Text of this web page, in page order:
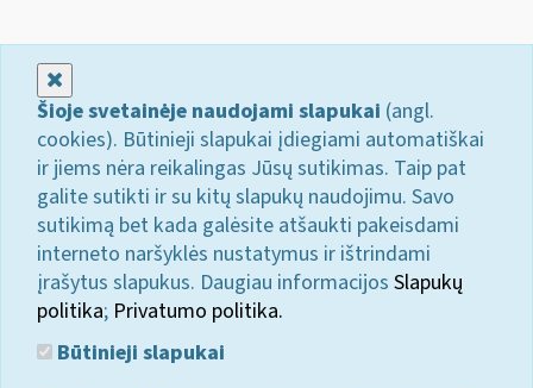
Šioje svetainėje naudojami slapukai (angl.
cookies). Būtinieji slapukai įdiegiami automatiškai
ir jiems nėra reikalingas Jūsų sutikimas. Taip pat
galite sutikti ir su kitų slapukų naudojimu. Savo
sutikimą bet kada galėsite atšaukti pakeisdami
interneto naršyklės nustatymus ir ištrindami
įrašytus slapukus. Daugiau informacijos Slapukų
politika; Privatumo politika.
Būtinieji slapukai